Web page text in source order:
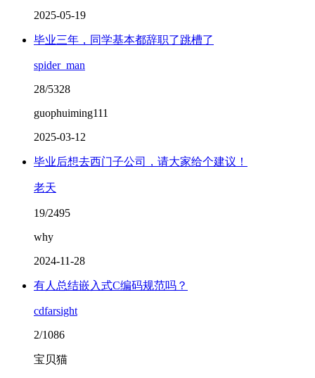
2025-05-19
毕业三年，同学基本都辞职了跳槽了
spider_man
28/5328
guophuiming111
2025-03-12
毕业后想去西门子公司，请大家给个建议！
老天
19/2495
why
2024-11-28
有人总结嵌入式C编码规范吗？
cdfarsight
2/1086
宝贝猫